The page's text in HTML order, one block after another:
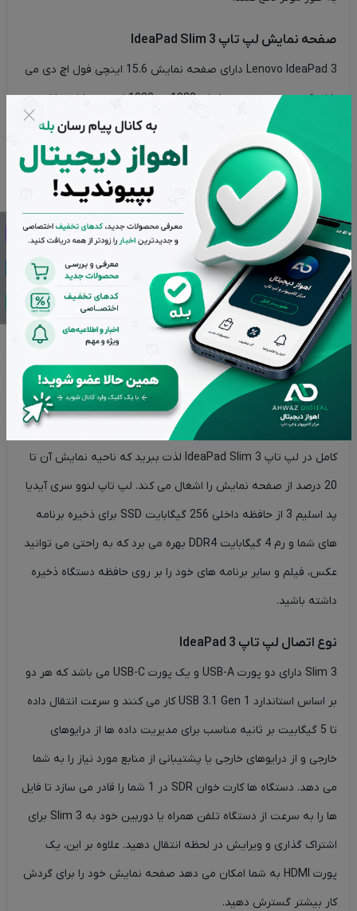
صفحه نمایش لپ تاپ IdeaPad Slim 3
Lenovo IdeaPad 3 دارای صفحه نمایش 15.6 اینچی فول اچ دی می
باشد که وضوح صفحه نمایش 1920 در 1080 است و دارای حاشیه
های باریکی می باشد که آن را تقریبا بدون لبه می کند. علاوه بر این
این لپ تاپ لنوو IdeaPad 3 انتخاب خوبی برای پخش فیلم، مرور
صفحات وب و انجام بازی می باشد. همچنین از یک لایه محافظ ضد
تابش نور برخوردار است که بازتاب صفحه نمایش را کاهش می دهد.
صفحه نمایش با 220 نیت روشنایی باید در فضای باز قابل خواندن
باشد تا دید خوبی را ارائه بدهد.
پردازنده و حافظه داخلی لپ تاپ Lenovo IdeaPad 3
لپ‌تاپ Lenovo IdeaPad 3 از پردازنده Core i3-1215U با پشتیبانی
می‌کند و عملکرد روزانه عالی را همراه با عملکرد نرم و سریع به شما
ارائه می‌دهد که پردازش خوبی با کارت گرافیک Intel Graphics UHD
برای شما به ارمغان خواهد آورد. همچنین از یک تجربه چندرسانه ای
کامل در لپ تاپ IdeaPad Slim 3 لذت ببرید که ناحیه نمایش آن تا
20 درصد از صفحه نمایش را اشغال می کند. لپ تاپ لنوو سری آیدیا
پد اسلیم 3 از حافظه داخلی 256 گیگابایت SSD برای ذخیره برنامه
های شما و رم 4 گیگابایت DDR4 بهره می برد که به راحتی می توانید
عکس، فیلم و سایر برنامه های خود را بر روی حافظه دستگاه ذخیره
داشته باشید.
نوع اتصال لپ تاپ IdeaPad 3
Slim 3 دارای دو پورت USB-A و یک پورت USB-C می باشد که هر دو
بر اساس استاندارد USB 3.1 Gen 1 کار می کنند و سرعت انتقال داده
تا 5 گیگابیت بر ثانیه مناسب برای مدیریت داده ها از درایوهای
خارجی و از درایوهای خارجی یا پشتیبانی از منابع مورد نیاز را به شما
می دهد. دستگاه ها کارت خوان SDR در 1 شما را قادر می سازد تا فایل
ها را به سرعت از دستگاه تلفن همراه یا دوربین خود به Slim 3 برای
اشتراک گذاری و ویرایش در لحظه انتقال دهید. علاوه بر این، یک
پورت HDMI به شما امکان می دهد صفحه نمایش خود را برای گردش
کار بیشتر گسترش دهید.